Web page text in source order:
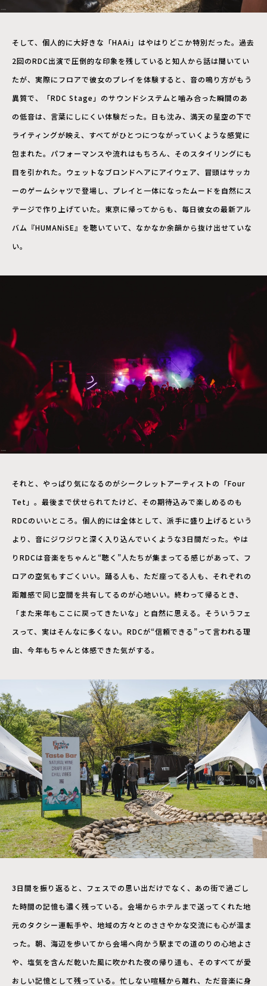
そして、個人的に大好きな「HAAi」はやはりどこか特別だった。過去
2回のRDC出演で圧倒的な印象を残していると知人から話は聞いてい
たが、実際にフロアで彼女のプレイを体験すると、音の鳴り方がもう
異質で、「RDC Stage」のサウンドシステムと噛み合った瞬間のあ
の低音は、言葉にしにくい体験だった。日も沈み、満天の星空の下で
ライティングが映え、すべてがひとつにつながっていくような感覚に
包まれた。パフォーマンスや流れはもちろん、そのスタイリングにも
目を引かれた。ウェットなブロンドヘアにアイウェア、冒頭はサッカ
ーのゲームシャツで登場し、プレイと一体になったムードを自然にス
テージで作り上げていた。東京に帰ってからも、毎日彼女の最新アル
バム『HUMANiSE』を聴いていて、なかなか余韻から抜け出せていな
い。
それと、やっぱり気になるのがシークレットアーティストの「Four
Tet」。最後まで伏せられてたけど、その期待込みで楽しめるのも
RDCのいいところ。個人的には全体として、派手に盛り上げるという
より、音にジワジワと深く入り込んでいくような3日間だった。やは
りRDCは音楽をちゃんと“聴く”人たちが集まってる感じがあって、フ
ロアの空気もすごくいい。踊る人も、ただ座ってる人も、それぞれの
距離感で同じ空間を共有してるのが心地いい。終わって帰るとき、
「また来年もここに戻ってきたいな」と自然に思える。そういうフェ
スって、実はそんなに多くない。RDCが“信頼できる”って言われる理
由、今年もちゃんと体感できた気がする。
3日間を振り返ると、フェスでの思い出だけでなく、あの街で過ごし
た時間の記憶も濃く残っている。会場からホテルまで送ってくれた地
元のタクシー運転手や、地域の方々とのささやかな交流にも心が温ま
った。朝、海辺を歩いてから会場へ向かう駅までの道のりの心地よさ
や、塩気を含んだ乾いた風に吹かれた夜の帰り道も、そのすべてが愛
おしい記憶として残っている。忙しない喧騒から離れ、ただ音楽に身